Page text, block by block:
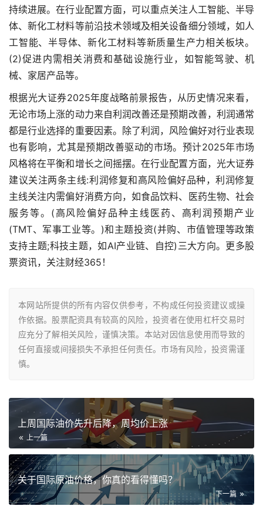
持续进展。在行业配置方面，可以重点关注人工智能、半导
体、新化工材料等前沿技术领域及相关设备细分领域，如人
工智能、半导体、新化工材料等新质量生产力相关板块。
(2)促进内需相关消费和基础设施行业，如智能驾驶、机
械、家居产品等。
根据光大证券2025年度战略前景报告，从历史情况来看，
无论市场上涨的动力来自利润改善还是预期改善，利润通常
都是行业选择的重要因素。除了利润，风险偏好对行业表现
也有影响，尤其是预期改善驱动的市场。预计2025年市场
风格将在平衡和增长之间摇摆。在行业配置方面，光大证券
建议关注两条主线:利润修复和高风险偏好品种，利润修复
主线关注内需偏好消费方向，如食品饮料、医药生物、社会
服务等。(高风险偏好品种主线医药、高利润预期产业
(TMT、军事工业等。)和主题投资(并购、市值管理等政策
支持主题;科技主题，如AI产业链、自控)三大方向。更多股
票资讯，关注财经365！
本网站所提供的所有内容仅供参考，不构成任何投资建议或操
作依据。股票配资具有较高的风险，投资者在使用杠杆交易时
应充分了解相关风险，谨慎决策。本站对因信息使用而导致的
任何直接或间接损失不承担任何责任。市场有风险，投资需谨
慎。
上周国际油价先升后降，周均价上涨
上一篇
关于国际原油价格，你真的看得懂吗？
下一篇